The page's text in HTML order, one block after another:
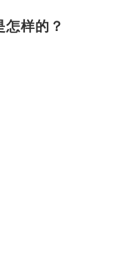
样的？